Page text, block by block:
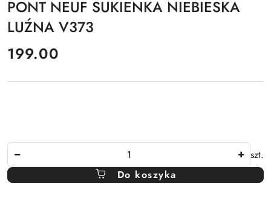
PONT NEUF SUKIENKA NIEBIESKA
LUŹNA V373
cena:
199.00
szt.
Do koszyka